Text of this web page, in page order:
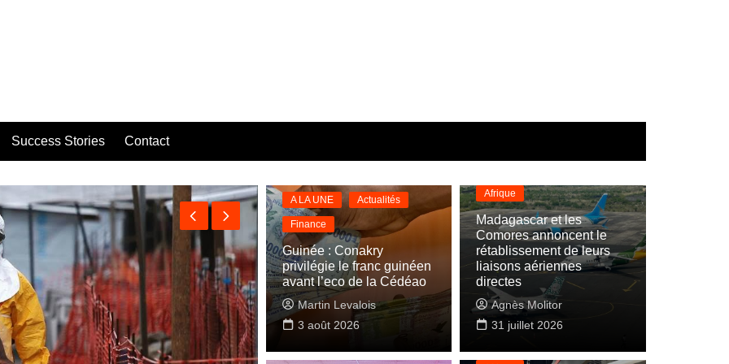
Success Stories Contact
A LA UNE Actualités
Finance
Guinée : Conakry
privilégie le franc guinéen
avant l’eco de la Cédéao
Martin Levalois
3 août 2026
Afrique
Madagascar et les
Comores annoncent le
rétablissement de leurs
liaisons aériennes
directes
Agnès Molitor
31 juillet 2026